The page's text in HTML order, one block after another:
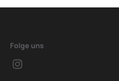
Folge uns